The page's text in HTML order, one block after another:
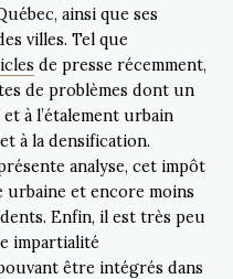
ainsi que ses
villes. Tel que
de presse récemment,
de problèmes dont un
à l’étalement urbain
à la densification.
analyse, cet impôt
urbaine et encore moins
Enfin, il est très peu
impartialité
être intégrés dans